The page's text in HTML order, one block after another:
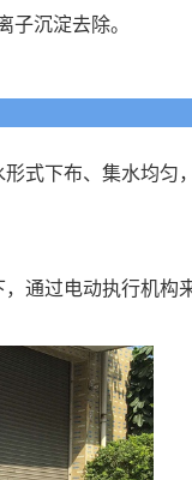
沉淀去除。
式下布、集水均
通过电动执行机构